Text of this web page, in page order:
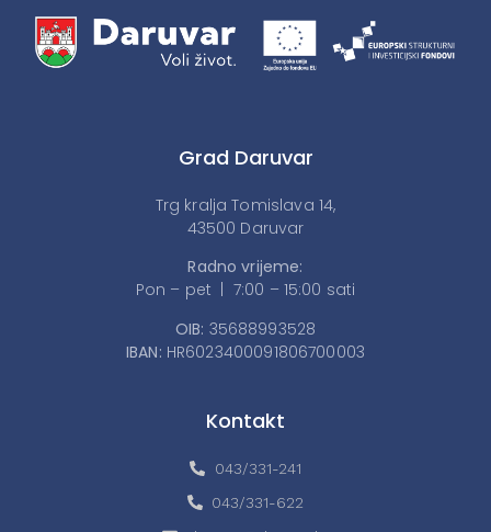
Grad Daruvar
Trg kralja Tomislava 14,
43500 Daruvar
Radno vrijeme:
Pon – pet | 7:00 – 15:00 sati
OIB: 35688993528
IBAN: HR6023400091806700003
Kontakt
043/331-241
043/331-622